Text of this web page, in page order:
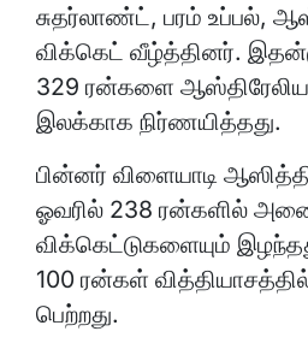
சுதர்லாண்ட், பரம் உப்பல்,
விக்கெட் வீழ்த்தினர்.
329 ரன்களை
இலக்காக நிர்ணயித்தது.
பின்னர் விளையாடி
ஓவரில் 238 ரன்களில்
விக்கெட்டுகளையும்
100 ரன்கள்
பெற்றது.